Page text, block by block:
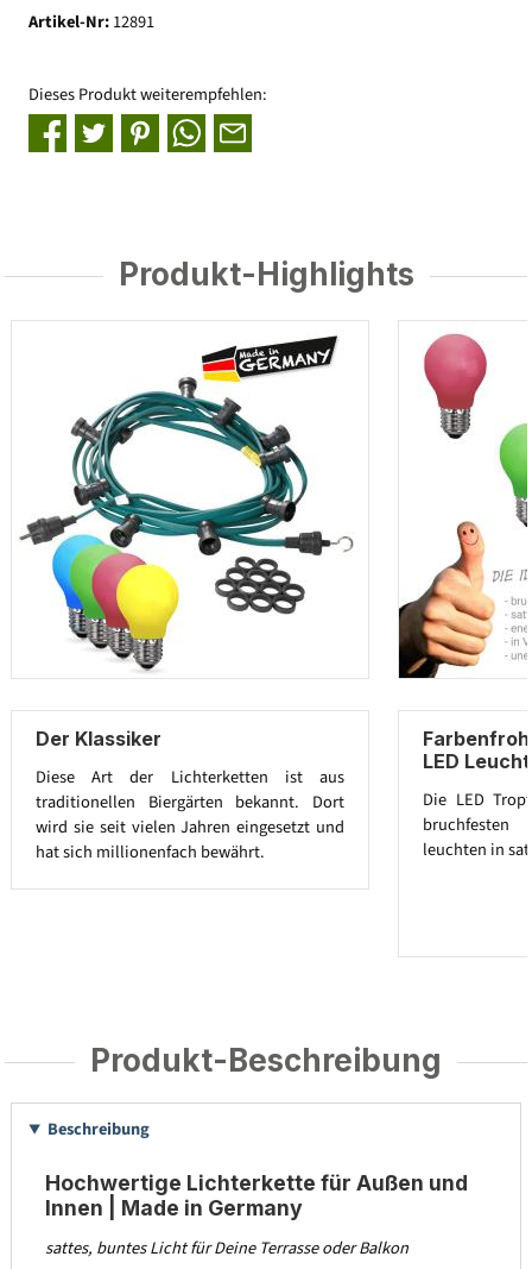
Artikel-Nr:12891
Dieses Produkt weiterempfehlen:
Produkt-Highlights
Der Klassiker
Diese Art der Lichterketten ist aus
traditionellen Biergärten bekannt. Dort
wird sie seit vielen Jahren eingesetzt und
hat sich millionenfach bewährt.
LED
Die LED
bruchfesten
leuchten in
Produkt-Beschreibung
Beschreibung
Hochwertige Lichterkette für Außen und
Innen | Made in Germany
sattes, buntes Licht für Deine Terrasse oder Balkon